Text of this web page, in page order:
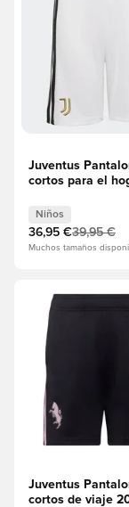
Juventus
cortos para el
Niños
36,95 €39,95 €
Muchos tamaños
Abre un modal
Juventus
cortos de viaje